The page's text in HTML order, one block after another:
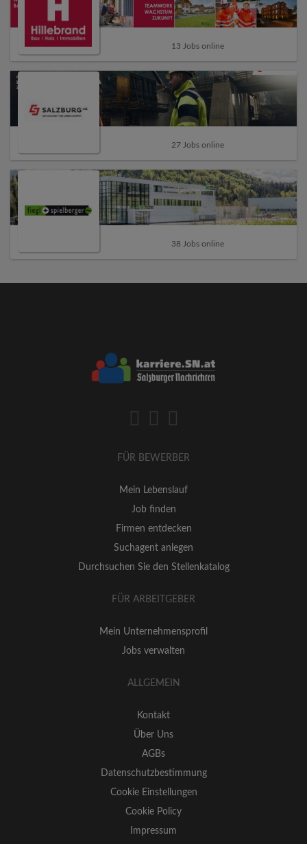
13 Jobs online
27 Jobs online
38 Jobs online
FÜR BEWERBER
Mein Lebenslauf
Job finden
Firmen entdecken
Suchagent anlegen
Durchsuchen Sie den Stellenkatalog
FÜR ARBEITGEBER
Mein Unternehmensprofil
Jobs verwalten
ALLGEMEIN
Kontakt
Über Uns
AGBs
Datenschutzbestimmung
Cookie Einstellungen
Cookie Policy
Impressum